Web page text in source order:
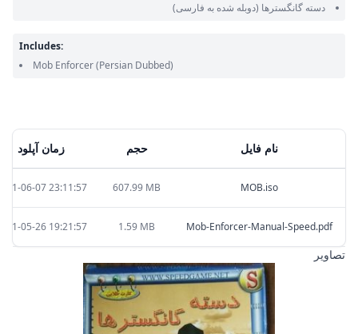
نام فایل حجم زمان آپلود
MOB.iso
607.99 MB
06-07 23:11:57
Mob-Enforcer-Manual-Speed.pdf
1.59 MB
05-26 19:21:57
تصاویر
دسته گانگسترها (دوبله شده به فارسی)
Includes:
Mob Enforcer(Persian Dubbed)